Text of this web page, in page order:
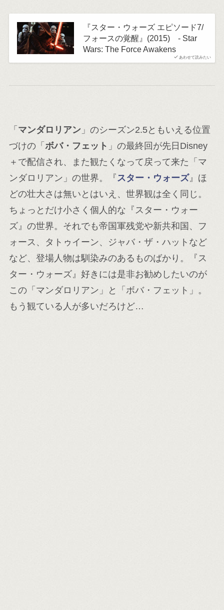
あわせて読みたい
『スター・ウォーズ エピソード7/
フォースの覚醒』(2015) - Star
Wars: The Force Awakens
「 マンダロリアン」のシーズン2.5ともいえる位置
づけの「 ボバ・フェット 」の最終回が先日Disney
＋で配信され、また観たくなって戻って来た「マ
ンダロリアン」の世界。『 スター・ウォーズ』ほ
どの壮大さは無いとはいえ、世界観は全く同じ。
ちょっとだけ小さく個人的な『スター・ウォー
ズ』の世界。それでも帝国軍残党や新共和国、フ
ォース、タトゥイーン、ジャバ・ザ・ハットなど
など、登場人物は馴染みのあるものばかり。『ス
ター・ウォーズ』好きには是非お勧めしたいのが
この「マンダロリアン」と「ボバ・フェット」。
もう観ている人が多いだろけど…